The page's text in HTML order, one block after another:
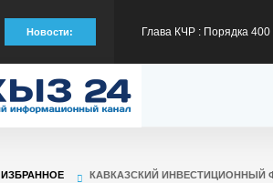
Новости: 300 тысяч рублей на
Глава КЧР Рашид
Глава КЧР Рашид
ИЗБРАННОЕ КАВКАЗСКИЙ ИНВЕСТИЦИОННЫЙ